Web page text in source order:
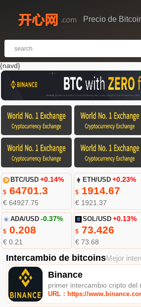
Precio de
{navd}
BTC/USD +0.14%
$64701.3
€ 64927.75
ETH/USD +0.23%
$ 1914.67
€ 1921.37
ADA/USD -0.37%
$0.208
€ 0.21
SOL/USD +0.13%
$ 73.426
€ 73.68
Intercambio de bitcoinsMejor
Binance
primer intercambio cripto del
URL：https://